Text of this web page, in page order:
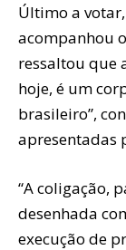
Último a
acompanhou
ressaltou que
hoje, é um
brasileiro”,
apresentadas
“A coligação,
desenhada
execução de